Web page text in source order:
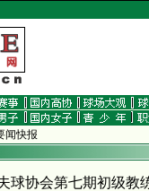
闻快报
球协会第七期初级教